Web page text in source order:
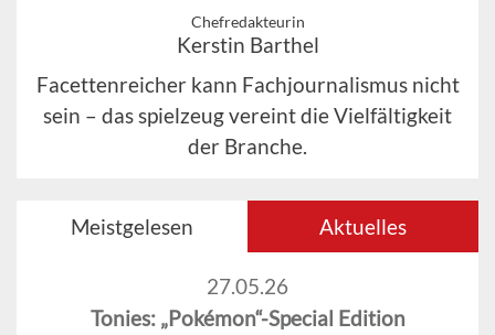
Chefredakteurin
Kerstin Barthel
Facettenreicher kann Fachjournalismus nicht
sein – das spielzeug vereint die Vielfältigkeit
der Branche.
Meistgelesen Aktuelles
27.05.26
Tonies: „Pokémon“-Special Edition